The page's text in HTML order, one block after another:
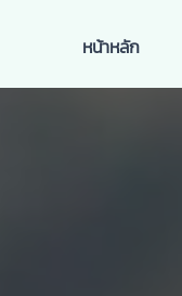
หน้าหลัก